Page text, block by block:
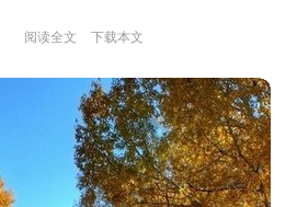
阅读全文 下载本文